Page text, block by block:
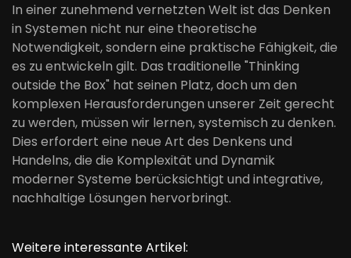
In einer zunehmend vernetzten Welt ist das Denken
in Systemen nicht nur eine theoretische
Notwendigkeit, sondern eine praktische Fähigkeit, die
es zu entwickeln gilt. Das traditionelle "Thinking
outside the Box" hat seinen Platz, doch um den
komplexen Herausforderungen unserer Zeit gerecht
zu werden, müssen wir lernen, systemisch zu denken.
Dies erfordert eine neue Art des Denkens und
Handelns, die die Komplexität und Dynamik
moderner Systeme berücksichtigt und integrative,
nachhaltige Lösungen hervorbringt.
Weitere interessante Artikel: